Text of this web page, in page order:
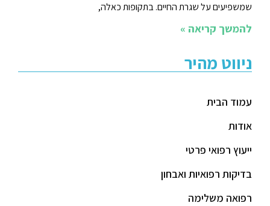
שמשפיעים על שגרת החיים. בתקופות כאלה,
להמשך קריאה »
ניווט מהיר
עמוד הבית
אודות
ייעוץ רפואי פרטי
בדיקות רפואיות ואבחון
רפואה משלימה